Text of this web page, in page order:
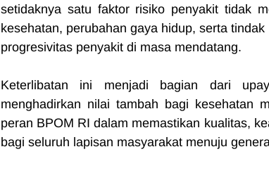
setidaknya satu faktor risiko penyakit tidak
kesehatan, perubahan gaya hidup, serta
progresivitas penyakit di masa mendatang.
Keterlibatan ini menjadi bagian dari
menghadirkan nilai tambah bagi kesehatan
peran BPOM RI dalam memastikan kualitas,
bagi seluruh lapisan masyarakat menuju